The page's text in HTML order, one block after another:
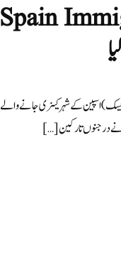
Spain
نے درجنوں تارکین […]